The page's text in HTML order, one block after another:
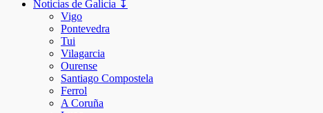
Noticias de Galicia ↧
Vigo
Pontevedra
Tui
Vilagarcia
Ourense
Santiago Compostela
Ferrol
A Coruña